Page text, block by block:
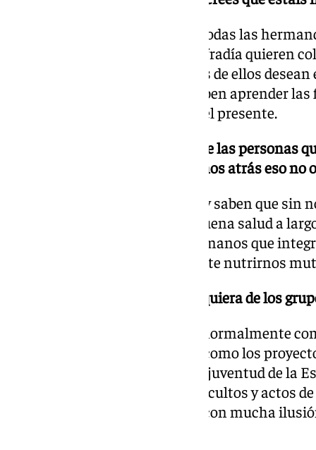
La juventud está creciendo en todas las
que cuando ingresan en una cofradía quieren
activa del grupo joven y muchos de ellos
juntas de gobierno. Para ello deben aprender
tenemos que ser el futuro sino el presente.
-También tenéis la suerte de que las personas
están dispuestas a enseñar, ¿años atrás eso no
Nos están ayudando bastante, y saben que sin
hermandades no gozarían de buena salud a
momento en que falten los hermanos que
actualidad, por eso es importante nutrirnos
-¿Cómo es una reunión de cualquiera de los
Bueno depende del grupo pero normalmente
analizamos los puntos del día, como los
puede ser conseguir el guion de juventud de la
inmediatos como participar en cultos y actos
importante es que lo hacemos con mucha